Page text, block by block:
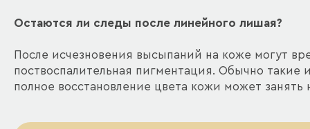
Остаются ли следы после линейного лишая?
После исчезновения высыпаний на коже могут
поствоспалительная пигментация. Обычно
полное восстановление цвета кожи может занять